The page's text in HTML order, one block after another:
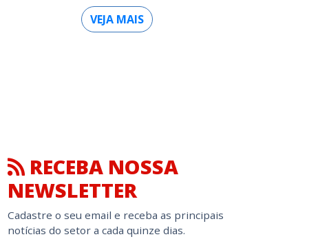
VEJA MAIS
RECEBA NOSSA
NEWSLETTER
Cadastre o seu email e receba as principais
notícias do setor a cada quinze dias.